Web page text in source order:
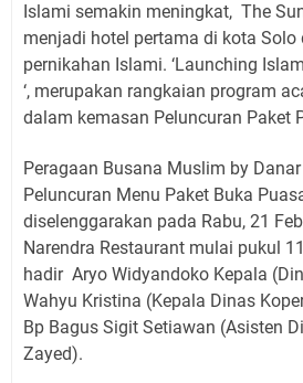
Islami semakin meningkat, The
menjadi hotel pertama di kota Solo
pernikahan Islami. ‘Launching
‘, merupakan rangkaian program
dalam kemasan Peluncuran Paket
Peragaan Busana Muslim by
Peluncuran Menu Paket Buka
diselenggarakan pada Rabu, 21
Narendra Restaurant mulai pukul
hadir Aryo Widyandoko Kepala
Wahyu Kristina (Kepala Dinas
Bp Bagus Sigit Setiawan (Asisten
Zayed).